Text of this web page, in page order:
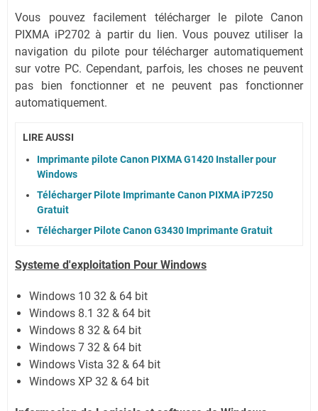
Vous pouvez facilement télécharger le pilote Canon
PIXMA iP2702 à partir du lien. Vous pouvez utiliser la
navigation du pilote pour télécharger automatiquement
sur votre PC. Cependant, parfois, les choses ne peuvent
pas bien fonctionner et ne peuvent pas fonctionner
automatiquement.
LIRE AUSSI
Imprimante pilote Canon PIXMA G1420 Installer pour
Windows
Télécharger Pilote Imprimante Canon PIXMA iP7250
Gratuit
Télécharger Pilote Canon G3430 Imprimante Gratuit
Systeme d'exploitation Pour Windows
Windows 10 32 & 64 bit
Windows 8.1 32 & 64 bit
Windows 8 32 & 64 bit
Windows 7 32 & 64 bit
Windows Vista 32 & 64 bit
Windows XP 32 & 64 bit